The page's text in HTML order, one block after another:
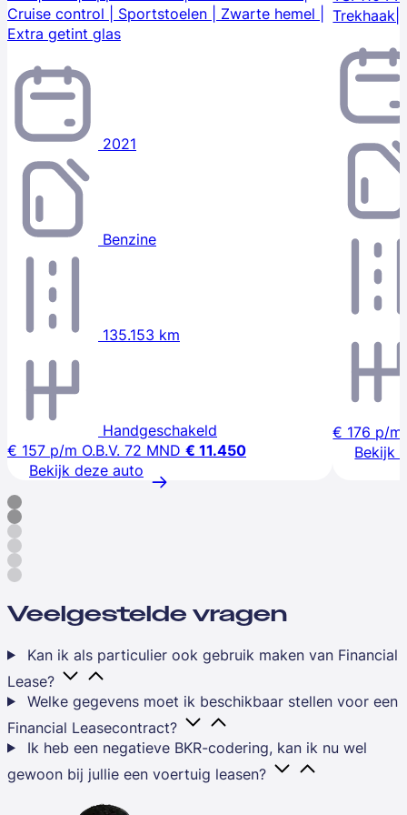
Cruise control | Sportstoelen | Zwarte hemel |
Extra getint glas
2021
Benzine
135.153 km
Handgeschakeld
€ 157 p/m O.B.V. 72 MND € 11.450
Bekijk deze auto
€ 176 p/m
Bekijk
Veelgestelde vragen
Kan ik als particulier ook gebruik maken van Financial
Lease?
Welke gegevens moet ik beschikbaar stellen voor een
Financial Leasecontract?
Ik heb een negatieve BKR-codering, kan ik nu wel
gewoon bij jullie een voertuig leasen?